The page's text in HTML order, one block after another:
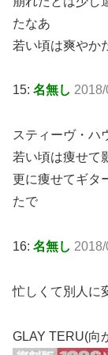
たなあ
若い頃は爽やか
15: 名無し 2018/
スティーヴ・ハ
若い頃は痩せて
更に痩せてギタ
たで
16: 名無し
忙しくて別人に
GLAY TERU(向